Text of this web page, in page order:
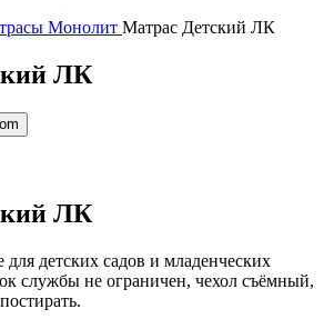
Монолит Матрас Детский ЛК
ЛК
ЛК
детских садов и младенческих
службы не ограничен, чехол съёмный,